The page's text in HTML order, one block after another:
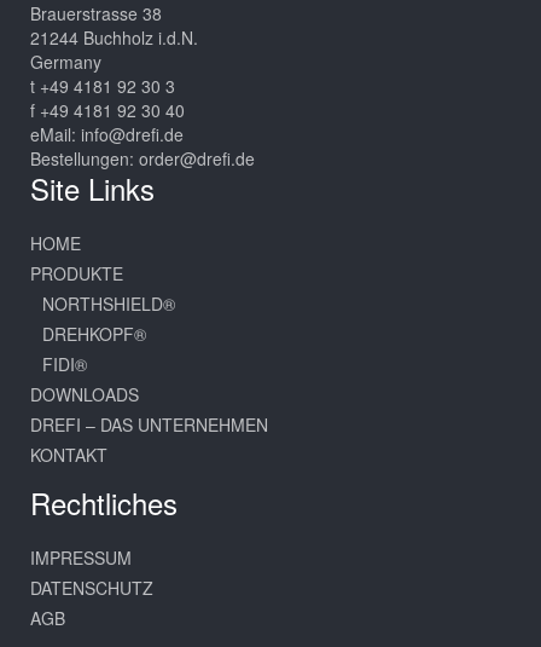
Brauerstrasse 38
21244 Buchholz i.d.N.
Germany
t +49 4181 92 30 3
f +49 4181 92 30 40
eMail: info@drefi.de
Bestellungen: order@drefi.de
Site Links
HOME
PRODUKTE
NORTHSHIELD®
DREHKOPF®
FIDI®
DOWNLOADS
DREFI – DAS UNTERNEHMEN
KONTAKT
Rechtliches
IMPRESSUM
DATENSCHUTZ
AGB